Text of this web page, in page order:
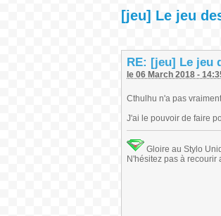
[jeu] Le jeu
RE: [jeu] Le jeu
le 06 March 2018 -
Cthulhu n'a pas
J'ai le pouvoir de faire
Gloire au Stylo
N'hésitez pas à recourir